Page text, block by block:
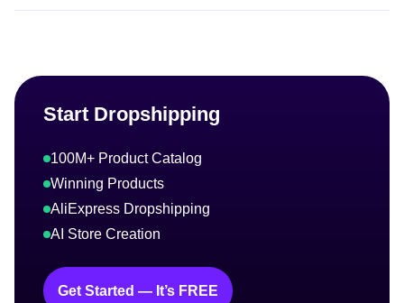
Start Dropshipping
100M+ Product Catalog
Winning Products
AliExpress Dropshipping
AI Store Creation
Get Started — It’s FREE